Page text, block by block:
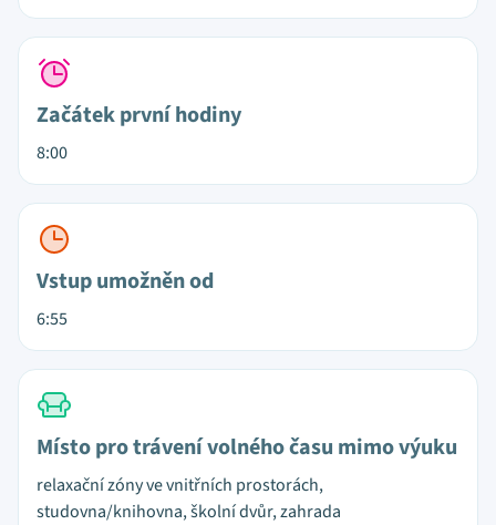
Začátek první hodiny
8:00
Vstup umožněn od
6:55
Místo pro trávení volného času mimo výuku
relaxační zóny ve vnitřních prostorách,
studovna/knihovna, školní dvůr, zahrada